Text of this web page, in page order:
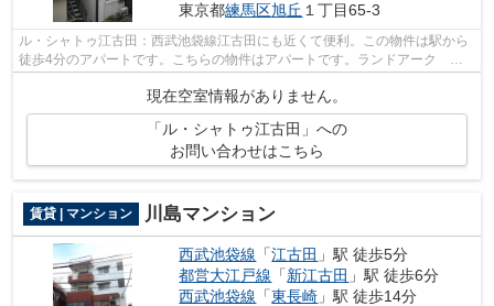
東京都練馬区旭丘 １丁目65-3
ル・シャトゥ江古田：西武池袋線江古田にも近くて便利。この物件は駅から
徒歩4分のアパートです。こちらの物件はアパートです。ランドアーク 江
古田支店がご紹介している賃貸物件は、...
現在空室情報がありません。
「ル・シャトゥ江古田」への
お問い合わせはこちら
賃貸 | マンション 川島マンション
西武池袋線 「江古田 」駅 徒歩5分
都営大江戸線 「新江古田 」駅 徒歩6分
西武池袋線 「東長崎 」駅 徒歩14分